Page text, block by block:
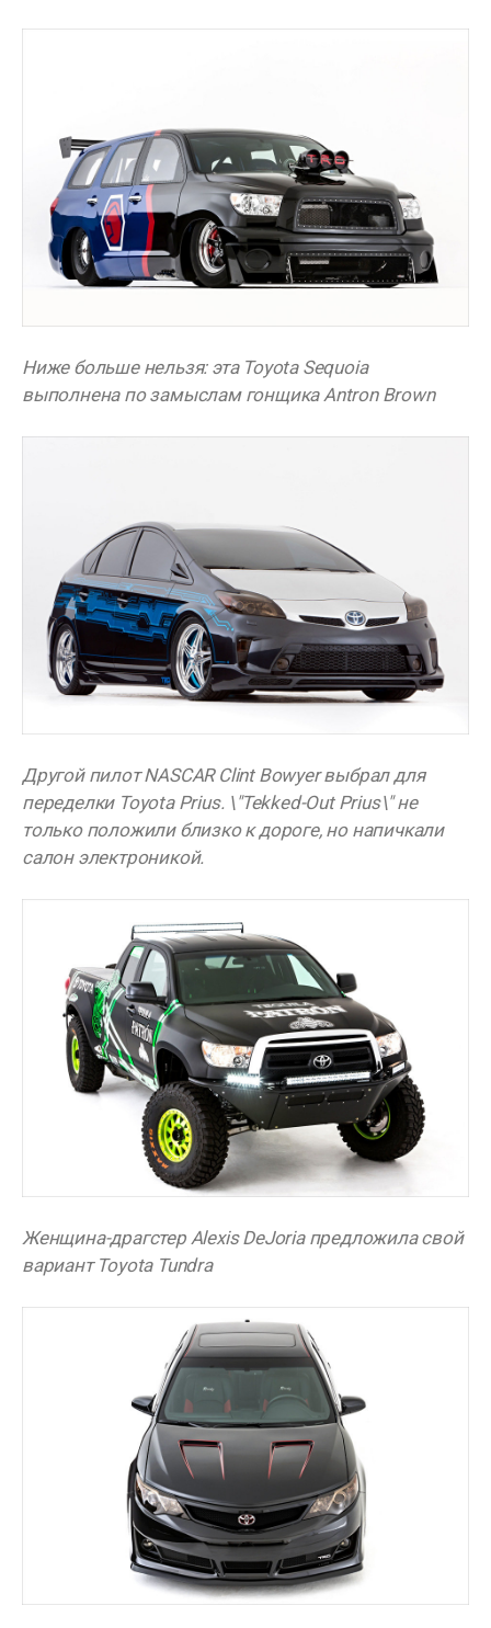
Ниже больше нельзя: эта Toyota Sequoia
выполнена по замыслам гонщика Antron Brown
Другой пилот NASCAR Clint Bowyer выбрал для
переделки Toyota Prius. \"Tekked-Out Prius\" не
только положили близко к дороге, но напичкали
салон электроникой.
Женщина-драгстер Alexis DeJoria предложила свой
вариант Toyota Tundra